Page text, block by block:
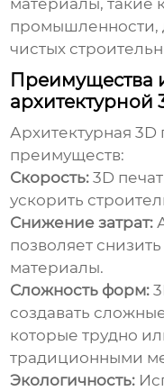
материалы, такие
промышленности,
чистых
Преимущества
архитектурной
Архитектурная 3D
преимуществ:
Скорость: 3D
ускорить
Снижение затрат:
позволяет
материалы.
Сложность форм:
создавать
которые трудно
традиционными
Экологичность: